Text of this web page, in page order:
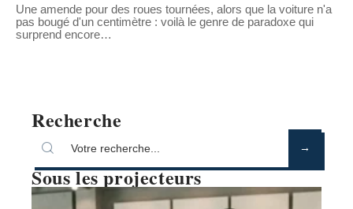
Une amende pour des roues tournées, alors que la voiture n'a
pas bougé d'un centimètre : voilà le genre de paradoxe qui
surprend encore…
Recherche
Sous les projecteurs